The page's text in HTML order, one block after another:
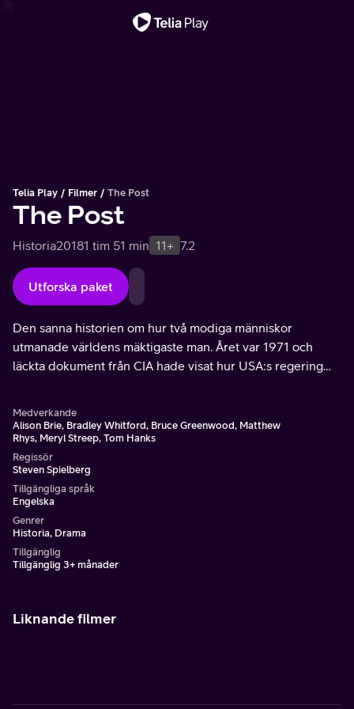
Telia Play Filmer The Post
The Post
Historia20181 tim 51 min 11+ 7.2
Utforska paket
Den sanna historien om hur två modiga människor
utmanade världens mäktigaste man. Året var 1971 och
läckta dokument från CIA hade visat hur USA:s regering
Medverkande
Alison Brie, Bradley Whitford, Bruce Greenwood, Matthew
Rhys, Meryl Streep, Tom Hanks
Regissör
Steven Spielberg
Tillgängliga språk
Engelska
Genrer
Historia, Drama
Tillgänglig
Tillgänglig 3+ månader
Liknande filmer